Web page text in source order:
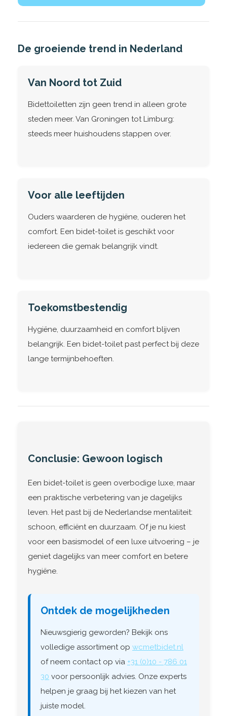
De groeiende trend in Nederland
Van Noord tot Zuid
Bidettoiletten zijn geen trend in alleen grote
steden meer. Van Groningen tot Limburg:
steeds meer huishoudens stappen over.
Voor alle leeftijden
Ouders waarderen de hygiëne, ouderen het
comfort. Een bidet-toilet is geschikt voor
iedereen die gemak belangrijk vindt.
Toekomstbestendig
Hygiëne, duurzaamheid en comfort blijven
belangrijk. Een bidet-toilet past perfect bij deze
lange termijnbehoeften.
Conclusie: Gewoon logisch
Een bidet-toilet is geen overbodige luxe, maar
een praktische verbetering van je dagelijks
leven. Het past bij de Nederlandse mentaliteit:
schoon, efficiënt en duurzaam. Of je nu kiest
voor een basismodel of een luxe uitvoering – je
geniet dagelijks van meer comfort en betere
hygiëne.
Ontdek de mogelijkheden
Nieuwsgierig geworden? Bekijk ons
volledige assortiment op wcmetbidet.nl
of neem contact op via +31 (0)10 - 786 01
30 voor persoonlijk advies. Onze experts
helpen je graag bij het kiezen van het
juiste model.